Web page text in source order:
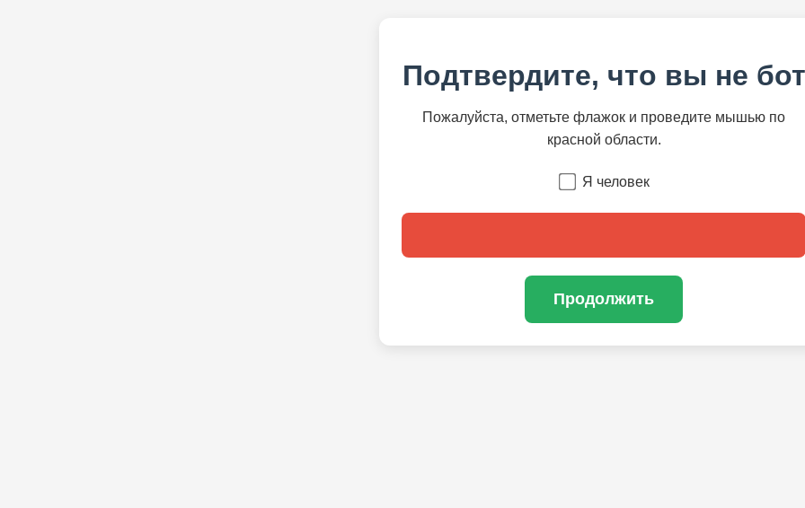
Подтвердите, что вы не бот
Пожалуйста, отметьте флажок и проведите мышью по
красной области.
Я человек
Продолжить